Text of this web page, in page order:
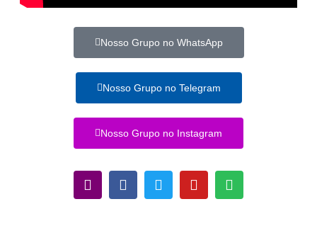
Nosso Grupo no WhatsApp
Nosso Grupo no Telegram
Nosso Grupo no Instagram